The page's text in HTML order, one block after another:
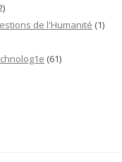
de l'Humanité (1)
(61)